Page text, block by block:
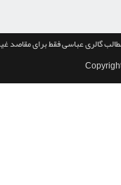
گالری عباسی فقط برای مقاصد